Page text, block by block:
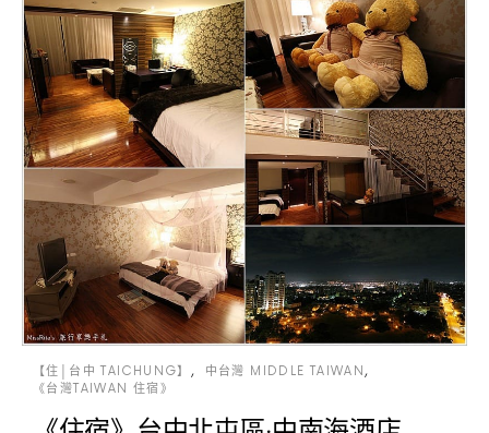
【住│台中 TAICHUNG】
中台灣 MIDDLE TAIWAN
《台灣TAIWAN 住宿》